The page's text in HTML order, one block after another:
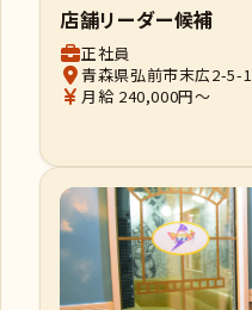
店舗リーダー候補
正社員
青森県弘前市末広2-5-1
月給 240,000円～